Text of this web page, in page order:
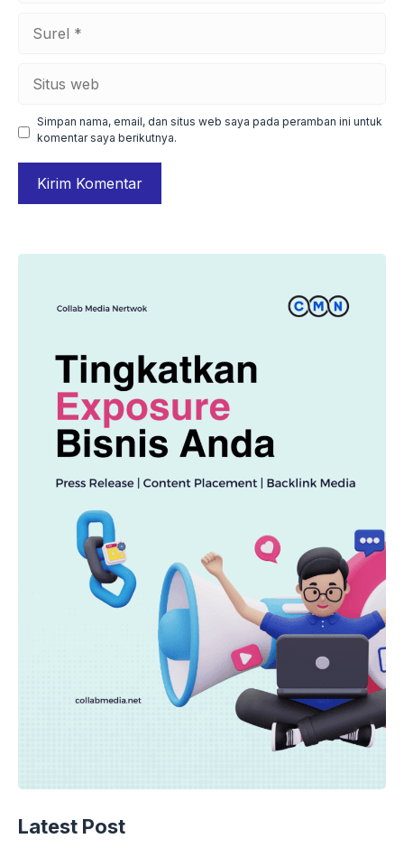
web
Simpan nama, email, dan situs web saya pada peramban ini untuk
komentar saya berikutnya.
Latest Post